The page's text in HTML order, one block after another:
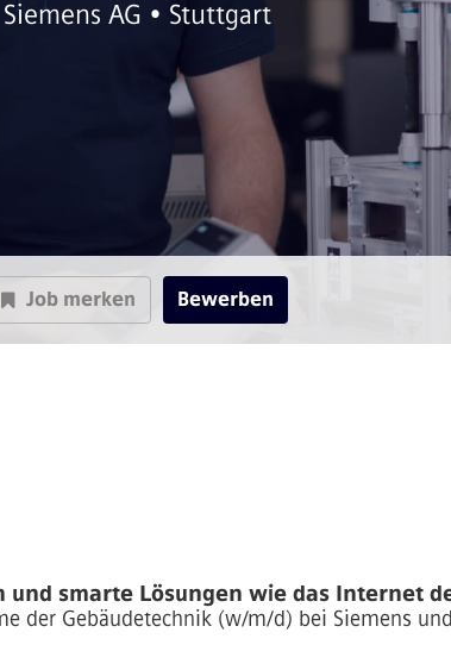
Siemens AG • Stuttgart
Job merken Bewerben
smarte Lösungen wie das Internet
der Gebäudetechnik (w/m/d) bei Siemens